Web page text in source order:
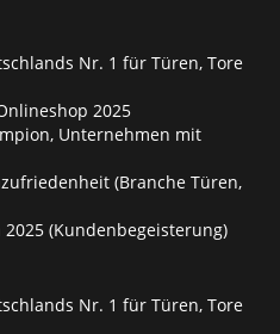
Nr. 1 für Türen, Tore
2025
Unternehmen mit
(Branche Türen,
2025 (Kundenbegeisterung)
Nr. 1 für Türen, Tore